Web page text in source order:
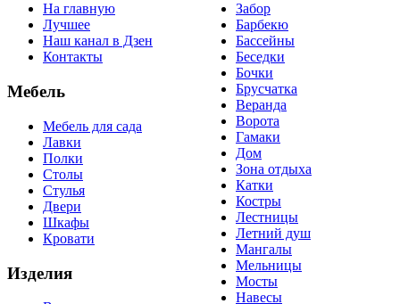
На главную
Лучшее
Наш канал в Дзен
Контакты
Мебель
Мебель для сада
Лавки
Полки
Столы
Стулья
Двери
Шкафы
Кровати
Изделия
Забор
Барбекю
Бассейны
Беседки
Бочки
Брусчатка
Веранда
Ворота
Гамаки
Дом
Зона отдыха
Катки
Костры
Лестницы
Летний душ
Мангалы
Мельницы
Мосты
Навесы